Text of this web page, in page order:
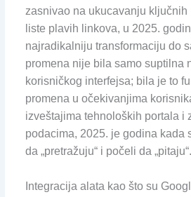
zasnivao na ukucavanju ključnih
liste plavih linkova, u 2025.
najradikalniju transformaciju do
promena nije bila samo suptilna
korisničkog interfejsa; bila je to
promena u očekivanjima
izveštajima tehnoloških portala i
podacima, 2025. je godina kada
da „pretražuju“ i počeli da
Integracija alata kao što su